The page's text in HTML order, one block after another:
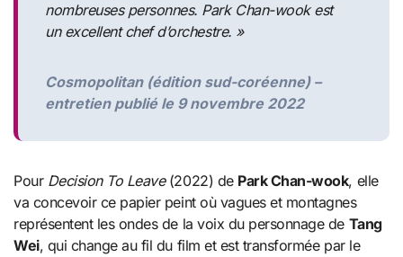
nombreuses personnes. Park Chan-wook est
un excellent chef d’orchestre. »
Cosmopolitan (édition sud-coréenne) –
entretien publié le 9 novembre 2022
Pour Decision To Leave(2022) de Park Chan-wook, elle
va concevoir ce papier peint où vagues et montagnes
représentent les ondes de la voix du personnage de Tang
Wei, qui change au fil du film et est transformée par le